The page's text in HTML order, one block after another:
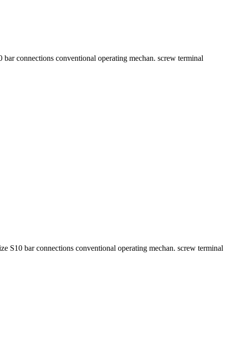
connections conventional operating mechan. screw terminal
bar connections conventional operating mechan. screw terminal